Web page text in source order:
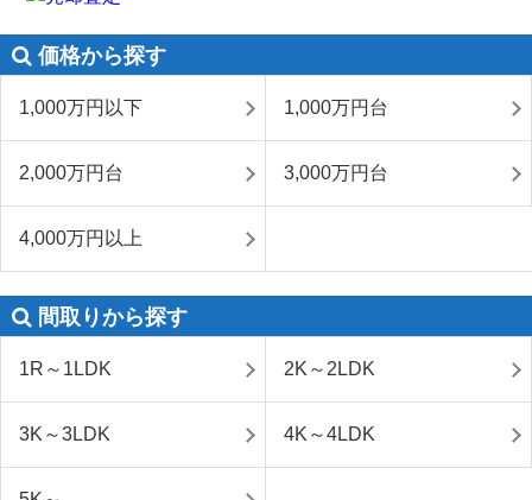
価格から探す
1,000万円以下 1,000万円台
2,000万円台 3,000万円台
4,000万円以上
間取りから探す
1R～1LDK 2K～2LDK
3K～3LDK 4K～4LDK